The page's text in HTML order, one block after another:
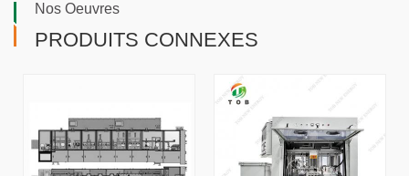
Nos Oeuvres
PRODUITS CONNEXES